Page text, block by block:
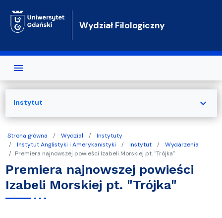
Wydział Filologiczny
Strona główna Wydział
Instytuty
Instytut Anglistyki i Amerykanistyki
Instytut
Wydarzenia
Premiera najnowszej powieści Izabeli Morskiej pt. "Trójka"
Premiera najnowszej powieści
Izabeli Morskiej pt. "Trójka"
Instytut expand_more